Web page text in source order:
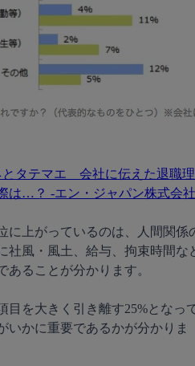
タテマエ　会社に伝えた退職理
は…？ -エン・ジャパン株式会
に上がっているのは、人間関係
社風・風土、給与、拘束時間な
あることが分かります。
目を大きく引き離す25%となっ
いかに重要であるかが分かりま